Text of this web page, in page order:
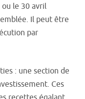
ou le 30 avril
Il peut être
par
: une section de
Ces